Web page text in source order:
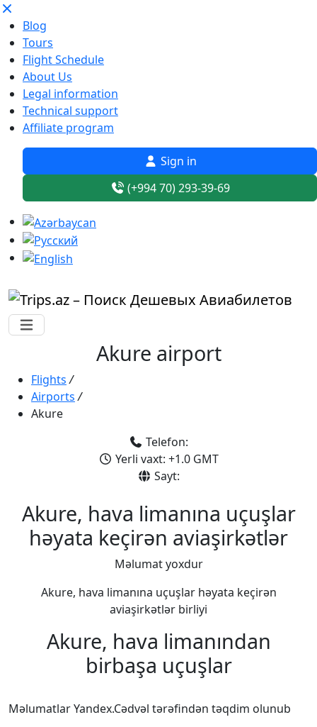
Blog
Tours
Flight Schedule
About Us
Legal information
Technical support
Affiliate program
Sign in
(+994 70) 293-39-69
Akure airport
Flights /
Airports /
Akure
Telefon:
Yerli vaxt: +1.0 GMT
Sayt:
Akure, hava limanına uçuşlar
həyata keçirən aviaşirkətlər
Məlumat yoxdur
Akure, hava limanına uçuşlar həyata keçirən
aviaşirkətlər birliyi
Akure, hava limanından
birbaşa uçuşlar
Məlumatlar Yandex.Cədvəl tərəfindən təqdim olunub